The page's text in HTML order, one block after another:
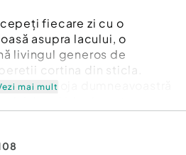
fiecare zi cu o
asupra lacului, o
livingul generos de
cortina din sticla.
devine loja dumneavoastră
mai mult